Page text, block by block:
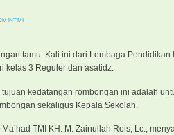
tamu. Kali ini dari Lembaga
kelas 3 Reguler dan asatidz.
kedatangan rombongan ini adalah
sekaligus Kepala Sekolah.
TMI KH. M. Zainullah Rois, Lc.,